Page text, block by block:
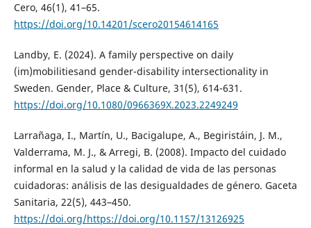
Cero, 46(1), 41–65.
https://doi.org/10.14201/scero20154614165
Landby, E. (2024). A family perspective on daily
(im)mobilitiesand gender-disability intersectionality in
Sweden. Gender, Place & Culture, 31(5), 614-631.
https://doi.org/10.1080/0966369X.2023.2249249
Larrañaga, I., Martín, U., Bacigalupe, A., Begiristáin, J. M.,
Valderrama, M. J., & Arregi, B. (2008). Impacto del cuidado
informal en la salud y la calidad de vida de las personas
cuidadoras: análisis de las desigualdades de género. Gaceta
Sanitaria, 22(5), 443–450.
https://doi.org/https://doi.org/10.1157/13126925